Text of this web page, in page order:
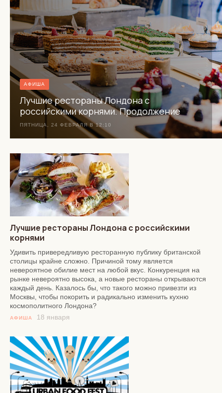
АФИША
Лучшие рестораны Лондона с
российскими корнями. Продолжение
ПЯТНИЦА, 24 ФЕВРАЛЯ В 12:10
Лучшие рестораны Лондона с российскими
корнями
Удивить привередливую ресторанную публику британской
столицы крайне сложно. Причиной тому является
невероятное обилие мест на любой вкус. Конкуренция на
рынке невероятно высока, а новые рестораны открываются
каждый день. Казалось бы, что такого можно привезти из
Москвы, чтобы покорить и радикально изменить кухню
космополитного Лондона?
АФИША 18 января